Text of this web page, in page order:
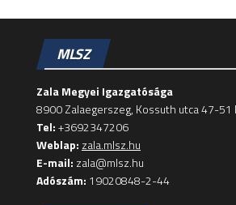
MLSZ
Zala Megyei Igazgatósága
8900 Zalaegerszeg, Kossuth utca 47-51
Tel:+3692347206
Weblap: zala.mlsz.hu
E-mail: zala@mlsz.hu
Adószám: 19020848-2-44